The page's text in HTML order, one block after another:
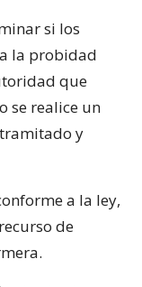
si los
la probidad
que
se realice un
y
a la ley,
de